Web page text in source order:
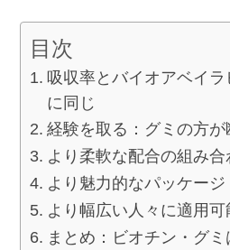
目次
吸収率とバイオアベイ
に同じ
経験を取る：グミの方が
より柔軟な配合の組み合
より魅力的なパッケージ
より幅広い人々に適用可
まとめ：ビオチン・グ